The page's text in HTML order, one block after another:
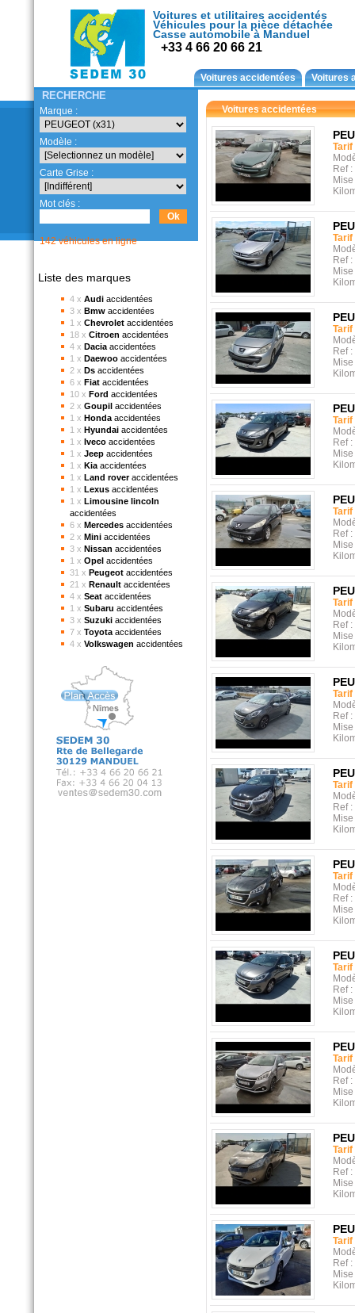
Voitures et utilitaires accidentés
Véhicules pour la pièce détachée
Casse automobile à Manduel
+33 4 66 20 66 21
Voitures accidentées Voitures
RECHERCHE
Marque :
Modèle :
Carte Grise :
Mot clés :
142 véhicules en ligne
Liste des marques
4 x Audi accidentées
3 x Bmw accidentées
1 x Chevrolet accidentées
18 x Citroen accidentées
4 x Dacia accidentées
1 x Daewoo accidentées
2 x Ds accidentées
6 x Fiat accidentées
10 x Ford accidentées
2 x Goupil accidentées
1 x Honda accidentées
1 x Hyundai accidentées
1 x Iveco accidentées
1 x Jeep accidentées
1 x Kia accidentées
1 x Land roveraccidentées
1 x Lexus accidentées
1 x Limousine lincoln
accidentées
6 x Mercedes accidentées
2 x Mini accidentées
3 x Nissan accidentées
1 x Opel accidentées
31 x Peugeot accidentées
21 x Renault accidentées
4 x Seat accidentées
1 x Subaru accidentées
3 x Suzuki accidentées
7 x Toyota accidentées
4 x Volkswagen accidentées
Voitures accidentées
Ref :
Ref :
Ref :
Ref :
Ref :
Ref :
Ref :
Ref :
Ref :
Ref :
Ref :
Ref :
Ref :